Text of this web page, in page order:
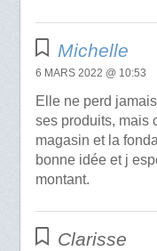
Michelle
6 MARS 2022 @ 10:53
Elle ne perd
ses produits, mais
magasin et la
bonne idée et j
montant.
Clarisse